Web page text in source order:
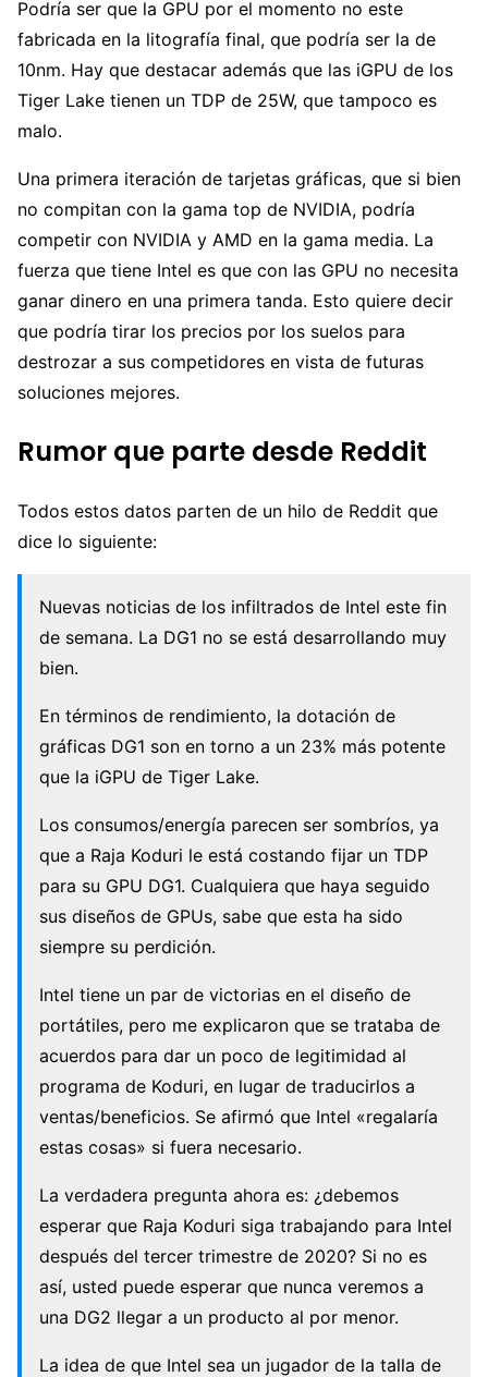
Podría ser que la GPU por el momento no este
fabricada en la litografía final, que podría ser la de
10nm. Hay que destacar además que las iGPU de los
Tiger Lake tienen un TDP de 25W, que tampoco es
malo.
Una primera iteración de tarjetas gráficas, que si bien
no compitan con la gama top de NVIDIA, podría
competir con NVIDIA y AMD en la gama media. La
fuerza que tiene Intel es que con las GPU no necesita
ganar dinero en una primera tanda. Esto quiere decir
que podría tirar los precios por los suelos para
destrozar a sus competidores en vista de futuras
soluciones mejores.
Rumor que parte desde Reddit
Todos estos datos parten de un hilo de Reddit que
dice lo siguiente:
Nuevas noticias de los infiltrados de Intel este fin
de semana. La DG1 no se está desarrollando muy
bien.
En términos de rendimiento, la dotación de
gráficas DG1 son en torno a un 23% más potente
que la iGPU de Tiger Lake.
Los consumos/energía parecen ser sombríos, ya
que a Raja Koduri le está costando fijar un TDP
para su GPU DG1. Cualquiera que haya seguido
sus diseños de GPUs, sabe que esta ha sido
siempre su perdición.
Intel tiene un par de victorias en el diseño de
portátiles, pero me explicaron que se trataba de
acuerdos para dar un poco de legitimidad al
programa de Koduri, en lugar de traducirlos a
ventas/beneficios. Se afirmó que Intel «regalaría
estas cosas» si fuera necesario.
La verdadera pregunta ahora es: ¿debemos
esperar que Raja Koduri siga trabajando para Intel
después del tercer trimestre de 2020? Si no es
así, usted puede esperar que nunca veremos a
una DG2 llegar a un producto al por menor.
La idea de que Intel sea un jugador de la talla de